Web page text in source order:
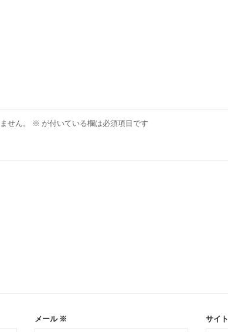
せん。 ※ が付いている欄は必須項目です
メール ※ サイト